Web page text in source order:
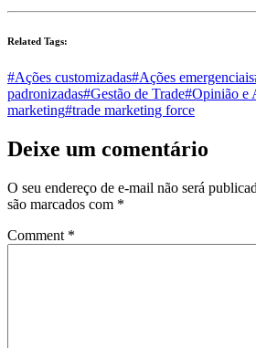
Related Tags:
#Ações customizadas#Ações emergenciais
padronizadas#Gestão de Trade#Opinião e
marketing#trade marketing force
Deixe um comentário
O seu endereço de e-mail não será
são marcados com *
Comment *